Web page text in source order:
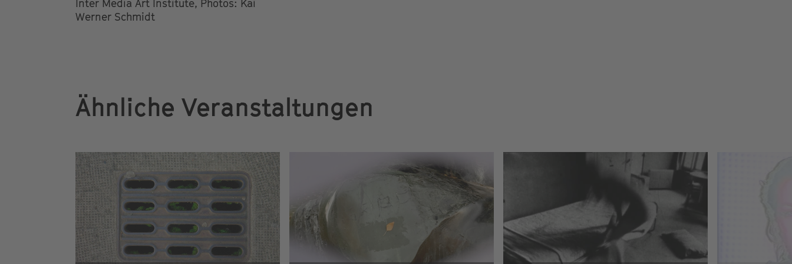
Inter Media Art Institute, Photos: Kai
Werner Schmidt
Ähnliche Veranstaltungen